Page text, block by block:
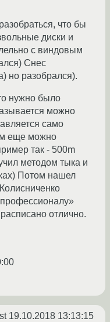
что бы
диски и
с виндовым
Снес
но разобрался).
нужно было
можно
само
еще можно
так - 500m
методом тыка и
Потом нашел
отлично.
19.10.2018 13:13:15